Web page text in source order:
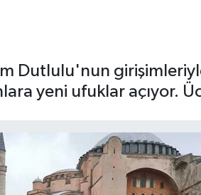
Dutlulu'nun
yeni ufuklar açıyor.